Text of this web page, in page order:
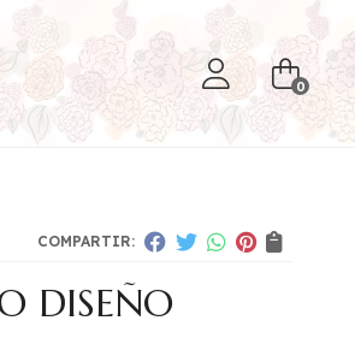
0
COMPARTIR:
DISEÑO